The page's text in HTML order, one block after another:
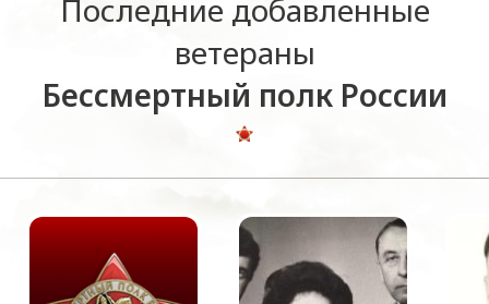
Последние добавленные
ветераны
Бессмертный полк России